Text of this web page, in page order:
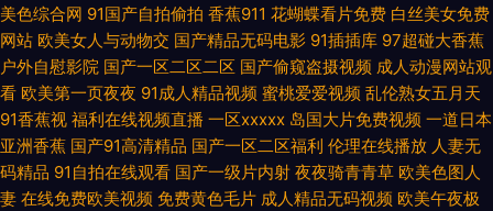
韩 色色色伊人 wwwwww久久 日本免费视频 97色论精品 麻花影视最 亚洲
一线 国产免费自拍视频 日韩在线永久免费播放 tv8影院 免费又黄又硬又爽大
片 永久免费的电影网站 国产又黄又大又爽视频 天堂最新 成人片网址 热点黑
料 av色导航不卡 免费国产一级特 在线91传媒 久青福利视频在线 伊人久爱成
美色综合网 91国产自拍偷拍 香蕉911 花蝴蝶看片免费 白丝美女免费
网站 欧美女人与动物交 国产精品无码电影 91插插库 97超碰大香蕉
户外自慰影院 国产一区二区二区 国产偷窥盗摄视频 成人动漫网站观
看 欧美第一页夜夜 91成人精品视频 蜜桃爱爱视频 乱伦熟女五月天
91香蕉视 福利在线视频直播 一区xxxxx 岛国大片免费视频 一道日本
亚洲香蕉 国产91高清精品 国产一区二区福利 伦理在线播放 人妻无
码精品 91自拍在线观看 国产一级片内射 夜夜骑青青草 欧美色图人
妻 在线免费欧美视频 免费黄色毛片 成人精品无码视频 欧美午夜极